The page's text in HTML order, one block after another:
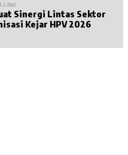
Lihat
Sinergi Lintas Sektor
Kejar HPV 2026